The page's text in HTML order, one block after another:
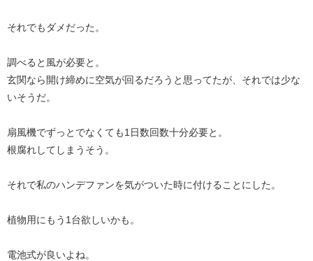
それでもダメだった。
調べると風が必要と。
玄関なら開け締めに空気が回るだろうと思ってたが、それでは少な
いそうだ。
扇風機でずっとでなくても1日数回数十分必要と。
根腐れしてしまうそう。
それで私のハンデファンを気がついた時に付けることにした。
植物用にもう1台欲しいかも。
電池式が良いよね。